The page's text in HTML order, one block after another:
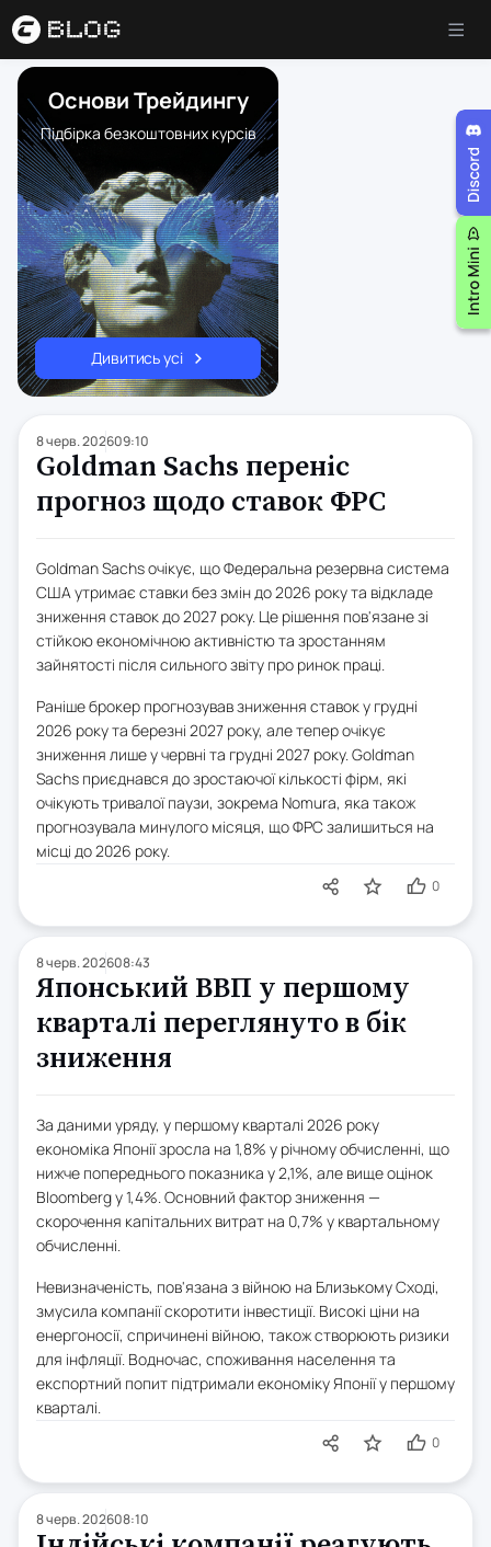
Основи Трейдингу
Підбірка безкоштовних курсів
Дивитись усі
8 черв. 202609:10
Goldman Sachs переніс
прогноз щодо ставок ФРС
Goldman Sachs очікує, що Федеральна резервна система
США утримає ставки без змін до 2026 року та відкладе
зниження ставок до 2027 року. Це рішення пов'язане зі
стійкою економічною активністю та зростанням
зайнятості після сильного звіту про ринок праці.
Раніше брокер прогнозував зниження ставок у грудні
2026 року та березні 2027 року, але тепер очікує
зниження лише у червні та грудні 2027 року. Goldman
Sachs приєднався до зростаючої кількості фірм, які
очікують тривалої паузи, зокрема Nomura, яка також
прогнозувала минулого місяця, що ФРС залишиться на
місці до 2026 року.
0
8 черв. 202608:43
Японський ВВП у першому
кварталі переглянуто в бік
зниження
За даними уряду, у першому кварталі 2026 року
економіка Японії зросла на 1,8% у річному обчисленні, що
нижче попереднього показника у 2,1%, але вище оцінок
Bloomberg у 1,4%. Основний фактор зниження —
скорочення капітальних витрат на 0,7% у квартальному
обчисленні.
Невизначеність, пов'язана з війною на Близькому Сході,
змусила компанії скоротити інвестиції. Високі ціни на
енергоносії, спричинені війною, також створюють ризики
для інфляції. Водночас, споживання населення та
експортний попит підтримали економіку Японії у першому
кварталі.
0
8 черв. 202608:10